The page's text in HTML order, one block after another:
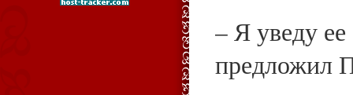
– Я уведу
предложил